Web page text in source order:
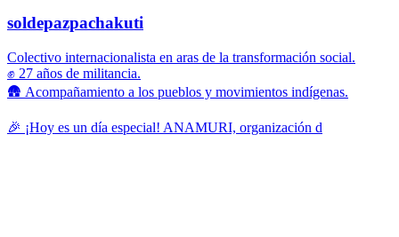
soldepazpachakuti
Colectivo internacionalista en aras de la transformación social.
✊ 27 años de militancia.
🛖 Acompañamiento a los pueblos y movimientos indígenas.
🎉 ¡Hoy es un día especial! ANAMURI, organización d